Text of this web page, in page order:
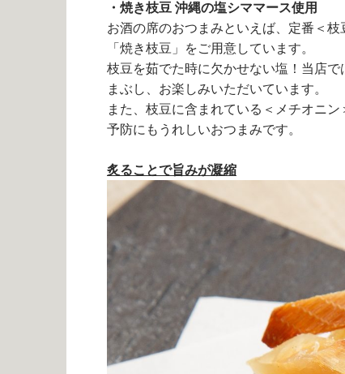
・焼き枝豆 沖縄の塩シママース使用
お酒の席のおつまみといえば、定番＜
「焼き枝豆」をご用意しています。
枝豆を茹でた時に欠かせない塩！当店
まぶし、お楽しみいただいています。
また、枝豆に含まれている＜メチオニ
予防にもうれしいおつまみです。
炙ることで旨みが凝縮